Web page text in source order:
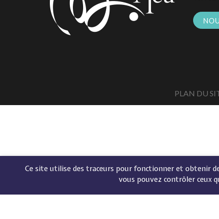
Ce site utilise des traceurs pour fonctionner et obtenir
vous pouvez contrôler ceux
PLAN DU